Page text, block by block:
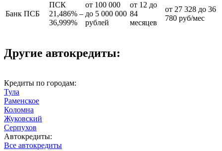
Банк ПСБ
ПСК
21,486% –
36,999%
от 100 000
до 5 000 000
рублей
от 12 до
84
месяцев
от 27 328 до 36
780 руб/мес
Другие автокредиты:
Кредиты по городам:
Тула
Раменское
Коломна
Жуковский
Серпухов
Автокредиты:
Все автокредиты